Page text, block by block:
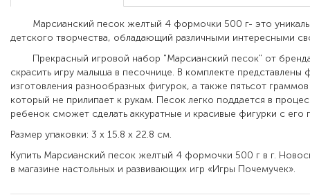
Марсианский песок желтый 4 формочки 500 г- это
детского творчества, обладающий различными интересными
Прекрасный игровой набор "Марсианский песок" от
скрасить игру малыша в песочнице. В комплекте представлены
изготовления разнообразных фигурок, а также пятьсот
который не прилипает к рукам. Песок легко поддается в
ребенок сможет сделать аккуратные и красивые фигурки с
Размер упаковки: 3 х 15.8 х 22.8 см.
Купить Марсианский песок желтый 4 формочки 500 г в г.
в магазине настольных и развивающих игр «Игры Почемучек».